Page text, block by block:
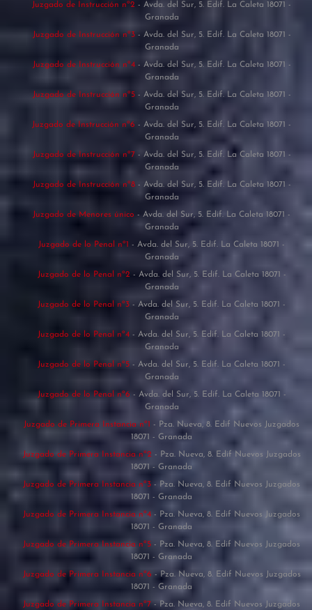
Juzgado de Instrucción nº2 - Avda. del Sur, 5. Edif. La Caleta 18071 -
Granada
Juzgado de Instrucción nº3 - Avda. del Sur, 5. Edif. La Caleta 18071 -
Granada
Juzgado de Instrucción nº4 - Avda. del Sur, 5. Edif. La Caleta 18071 -
Granada
Juzgado de Instrucción nº5 - Avda. del Sur, 5. Edif. La Caleta 18071 -
Granada
Juzgado de Instrucción nº6 - Avda. del Sur, 5. Edif. La Caleta 18071 -
Granada
Juzgado de Instrucción nº7 - Avda. del Sur, 5. Edif. La Caleta 18071 -
Granada
Juzgado de Instrucción nº8 - Avda. del Sur, 5. Edif. La Caleta 18071 -
Granada
Juzgado de Menores único - Avda. del Sur, 5. Edif. La Caleta 18071 -
Granada
Juzgado de lo Penal nº1 - Avda. del Sur, 5. Edif. La Caleta 18071 -
Granada
Juzgado de lo Penal nº2 - Avda. del Sur, 5. Edif. La Caleta 18071 -
Granada
Juzgado de lo Penal nº3 - Avda. del Sur, 5. Edif. La Caleta 18071 -
Granada
Juzgado de lo Penal nº4 - Avda. del Sur, 5. Edif. La Caleta 18071 -
Granada
Juzgado de lo Penal nº5 - Avda. del Sur, 5. Edif. La Caleta 18071 -
Granada
Juzgado de lo Penal nº6 - Avda. del Sur, 5. Edif. La Caleta 18071 -
Granada
Juzgado de Primera Instancia nº1 - Pza. Nueva, 8. Edif Nuevos Juzgados
18071 - Granada
Juzgado de Primera Instancia nº2 - Pza. Nueva, 8. Edif Nuevos Juzgados
18071 - Granada
Juzgado de Primera Instancia nº3 - Pza. Nueva, 8. Edif Nuevos Juzgados
18071 - Granada
Juzgado de Primera Instancia nº4 - Pza. Nueva, 8. Edif Nuevos Juzgados
18071 - Granada
Juzgado de Primera Instancia nº5 - Pza. Nueva, 8. Edif Nuevos Juzgados
18071 - Granada
Juzgado de Primera Instancia nº6 - Pza. Nueva, 8. Edif Nuevos Juzgados
18071 - Granada
Juzgado de Primera Instancia nº7 - Pza. Nueva, 8. Edif Nuevos Juzgados